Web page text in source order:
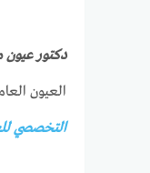
دكتور
العيون
التخصصي